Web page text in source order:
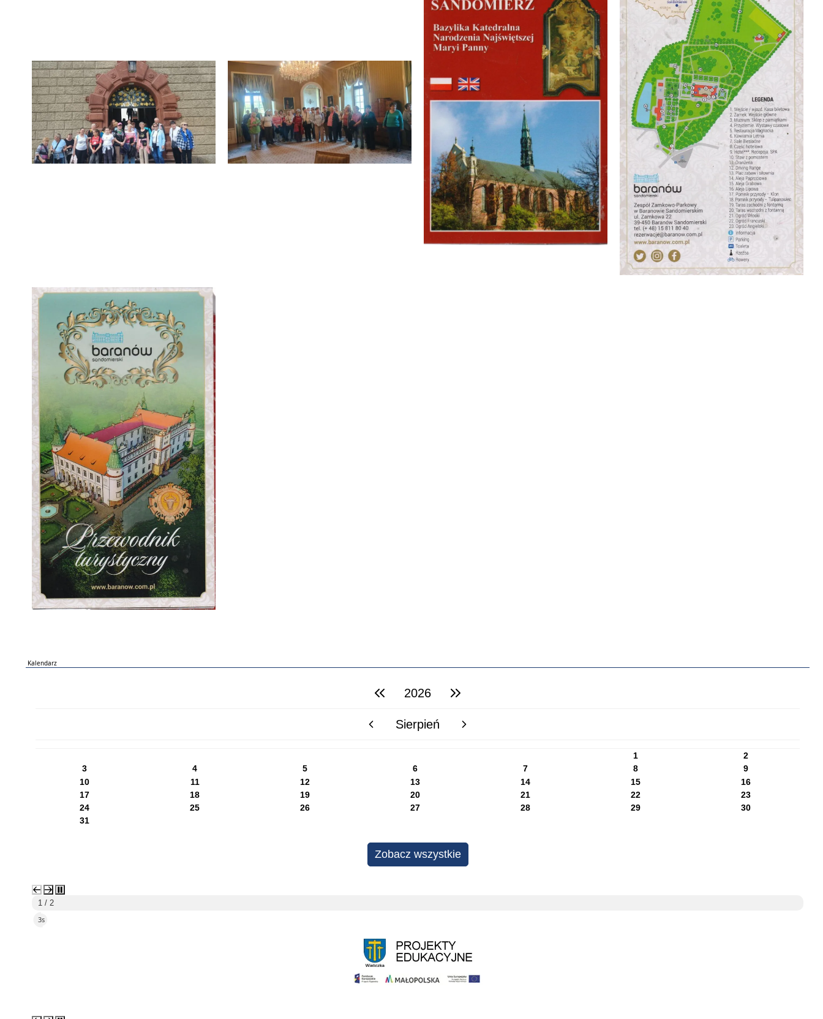
Kalendarz
poprzedni rok2026 następny rok
poprzedni miesiącSierpień następny miesiąc
1
2
3
4 5 6 7 8
9
10
11 12 13 14 15
16
17
18 19 20 21 22
23
24
25 26 27 28 29
30
31
Zobacz wszystkie
1 / 2
1s